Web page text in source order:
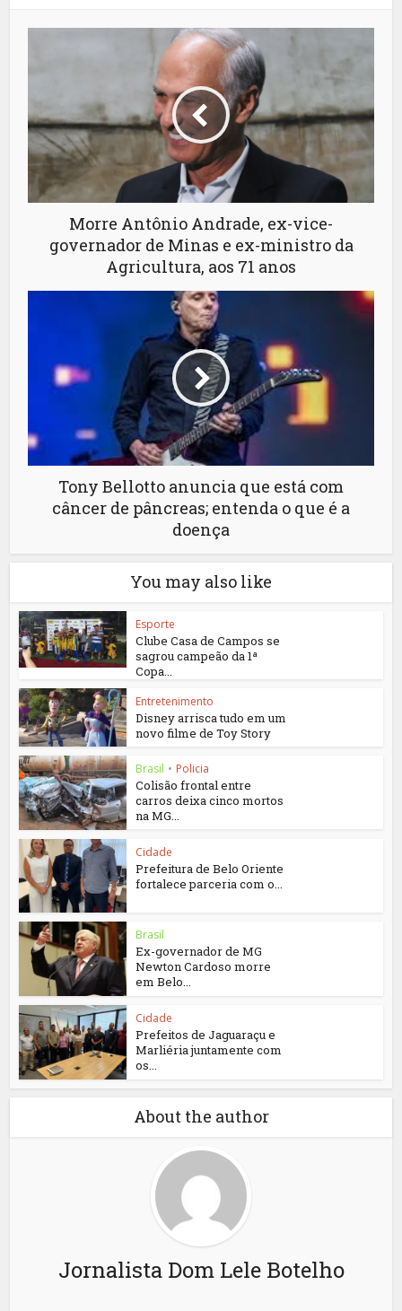
Morre Antônio Andrade, ex-vice-
governador de Minas e ex-ministro da
Agricultura, aos 71 anos
Tony Bellotto anuncia que está com
câncer de pâncreas; entenda o que é a
doença
You may also like
Esporte
Clube Casa de Campos se
sagrou campeão da 1ª
Copa...
Entretenimento
Disney arrisca tudo em um
novo filme de Toy Story
Brasil • Policia
Colisão frontal entre
carros deixa cinco mortos
na MG...
Cidade
Prefeitura de Belo Oriente
fortalece parceria com o...
Brasil
Ex-governador de MG
Newton Cardoso morre
em Belo...
Cidade
Prefeitos de Jaguaraçu e
Marliéria juntamente com
os...
About the author
Jornalista Dom Lele Botelho